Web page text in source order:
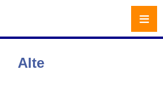
Alte
≡